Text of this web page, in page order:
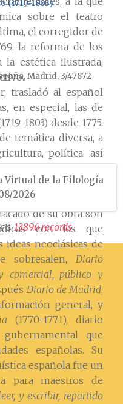
sobre el teatro
el corregidor de
la reforma de los
la estética ilustrada,
trasladó al español
en especial, las de
1803) desde 1775.
temática diversa, a
política, así
castigada por los
Manuel Fernández,
de su obra son
con las que
neoclásicas de
sobresalen,Diario
comercial, público y
Diario de Madrid,
general, y
(1770-1771), diario
que
españolas. Su
española fue un
para maestros de
y escribir, repartido
(1719-1803)
Madrid, 3/47872
Virtual de la Filología
2026
13896records